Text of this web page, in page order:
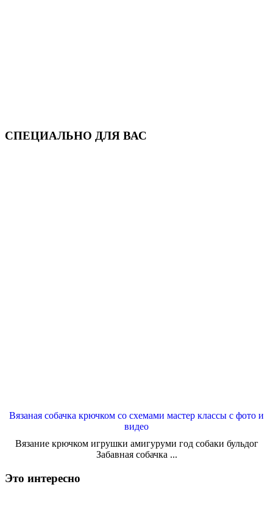
СПЕЦИАЛЬНО ДЛЯ ВАС
Вязаная собачка крючком со схемами мастер классы с фото и
видео
Вязание крючком игрушки амигуруми год собаки бульдог
Забавная собачка ...
Это интересно